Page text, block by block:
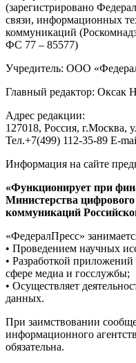
(зарегистрировано
связи, информационных
коммуникаций
ФС 77 – 85577)
Учредитель: ООО
Главный редактор: Оксак
Адрес редакции:
127018, Россия, г.Москва,
Тел.+7(499) 112-35-89 E-
Информация на сайте
«Функционирует при
Министерства
коммуникаций
«ФедералПресс»
• Проведением научных
• Разработкой
сфере медиа и госслужбы;
• Осуществляет
данных.
При заимствовании
информационного
обязательна.